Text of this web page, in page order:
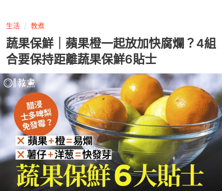
生活 教煮
蔬果保鮮｜蘋果橙一起放加快腐爛？4組
合要保持距離蔬果保鮮6貼士